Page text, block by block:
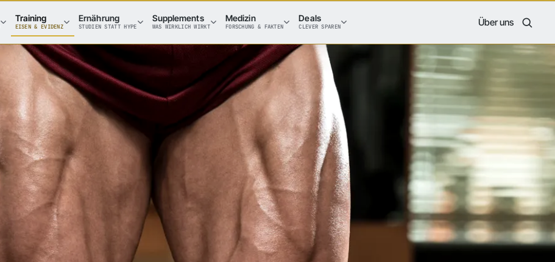
Training
EISEN & EVIDENZ
Ernährung
STUDIEN STATT HYPE
Supplements
WAS WIRKLICH WIRKT
Medizin
FORSCHUNG & FAKTEN
Deals
CLEVER SPAREN Über uns